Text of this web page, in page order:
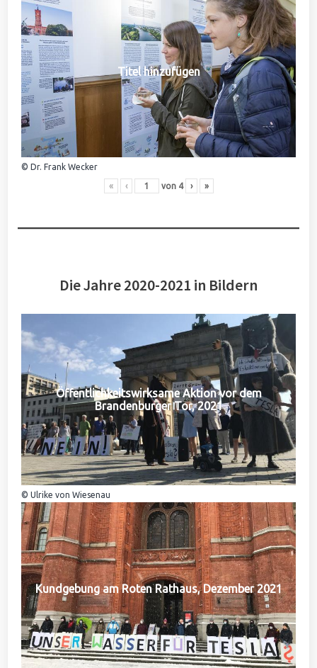
Titel hinzufügen
© Dr. Frank Wecker
« ‹ von 4 › »
Die Jahre 2020-2021 in Bildern
Öffentlichkeitswirksame Aktion vor dem
Brandenburger Tor, 2021
© Ulrike von Wiesenau
Kundgebung am Roten Rathaus, Dezember 2021